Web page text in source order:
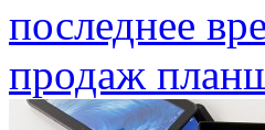
последнее
продаж